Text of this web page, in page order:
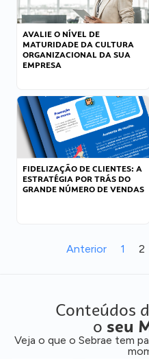
AVALIE O NÍVEL DE
MATURIDADE DA CULTURA
ORGANIZACIONAL DA SUA
EMPRESA
FIDELIZAÇÃO DE CLIENTES: A
ESTRATÉGIA POR TRÁS DO
GRANDE NÚMERO DE VENDAS
Anterior 1 2
Conteúdos
o seu
Veja o que o Sebrae tem